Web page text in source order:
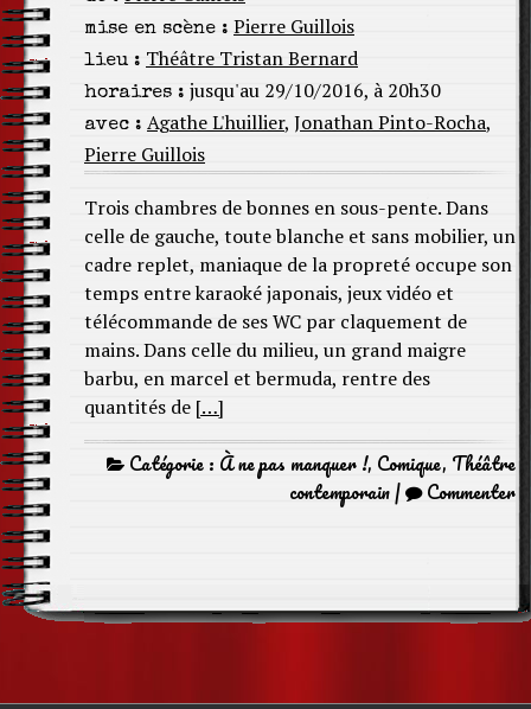
mise en scène : Pierre Guillois
lieu : Théâtre Tristan Bernard
horaires : jusqu'au 29/10/2016, à 20h30
avec : Agathe L'huillier, Jonathan Pinto-Rocha,
Pierre Guillois
Trois chambres de bonnes en sous-pente. Dans
celle de gauche, toute blanche et sans mobilier, un
cadre replet, maniaque de la propreté occupe son
temps entre karaoké japonais, jeux vidéo et
télécommande de ses WC par claquement de
mains. Dans celle du milieu, un grand maigre
barbu, en marcel et bermuda, rentre des
quantités de […]
Catégorie : À ne pas manquer !, Comique, Théâtre
contemporain| Commenter